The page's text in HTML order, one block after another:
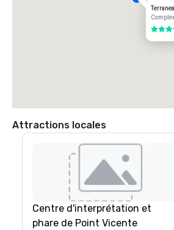
4 sur 5
Attractions locales
Centre d'interprétation et
phare de Point Vicente